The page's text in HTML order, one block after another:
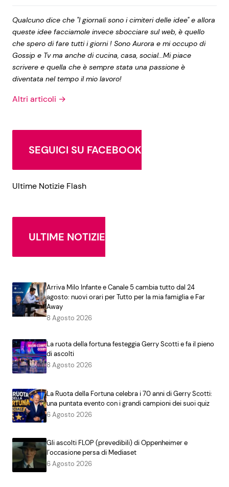
Qualcuno dice che "I giornali sono i cimiteri delle idee" e allora
queste idee facciamole invece sbocciare sul web, è quello
che spero di fare tutti i giorni ! Sono Aurora e mi occupo di
Gossip e Tv ma anche di cucina, casa, social...Mi piace
scrivere e quella che è sempre stata una passione è
diventata nel tempo il mio lavoro!
Altri articoli →
SEGUICI SU FACEBOOK
Ultime Notizie Flash
ULTIME NOTIZIE
Arriva Milo Infante e Canale 5 cambia tutto dal 24
agosto: nuovi orari per Tutto per la mia famiglia e Far
Away
8 Agosto 2026
La ruota della fortuna festeggia Gerry Scotti e fa il pieno
di ascolti
8 Agosto 2026
La Ruota della Fortuna celebra i 70 anni di Gerry Scotti:
una puntata evento con i grandi campioni dei suoi quiz
6 Agosto 2026
Gli ascolti FLOP (prevedibili) di Oppenheimer e
l’occasione persa di Mediaset
6 Agosto 2026